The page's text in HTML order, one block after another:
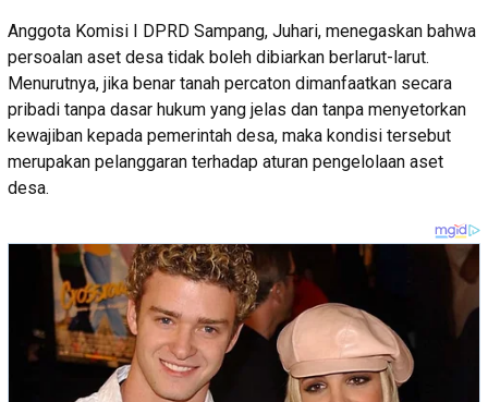
Anggota Komisi I DPRD Sampang, Juhari, menegaskan bahwa
persoalan aset desa tidak boleh dibiarkan berlarut-larut.
Menurutnya, jika benar tanah percaton dimanfaatkan secara
pribadi tanpa dasar hukum yang jelas dan tanpa menyetorkan
kewajiban kepada pemerintah desa, maka kondisi tersebut
merupakan pelanggaran terhadap aturan pengelolaan aset
desa.